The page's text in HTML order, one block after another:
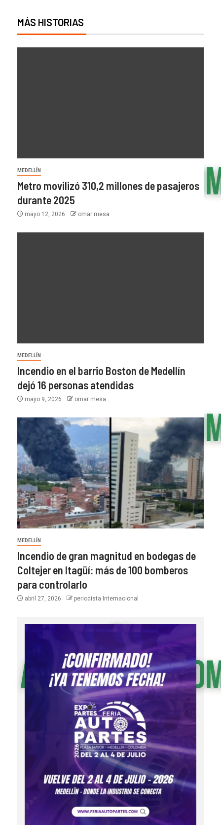
MÁS HISTORIAS
MEDELLÍN
Metro movilizó 310,2 millones de pasajeros
durante 2025
mayo 12, 2026 omar mesa
MEDELLÍN
Incendio en el barrio Boston de Medellín
dejó 16 personas atendidas
mayo 9, 2026 omar mesa
MEDELLÍN
Incendio de gran magnitud en bodegas de
Coltejer en Itagüí: más de 100 bomberos
para controlarlo
abril 27, 2026 periodista Internacional